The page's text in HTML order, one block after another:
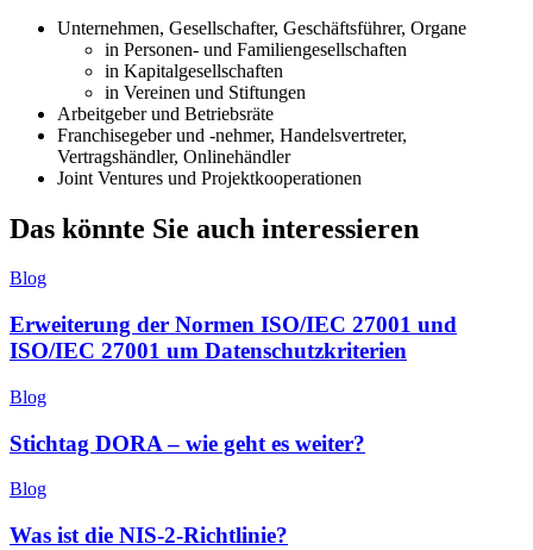
Unternehmen, Gesellschafter, Geschäftsführer, Organe
in Personen- und Familiengesellschaften
in Kapitalgesellschaften
in Vereinen und Stiftungen
Arbeitgeber und Betriebsräte
Franchisegeber und -nehmer, Handelsvertreter,
Vertragshändler, Onlinehändler
Joint Ventures und Projektkooperationen
Das könnte Sie auch interessieren
Blog
Erweiterung der Normen ISO/IEC 27001 und
ISO/IEC 27001 um Datenschutzkriterien
Blog
Stichtag DORA – wie geht es weiter?
Blog
Was ist die NIS-2-Richtlinie?